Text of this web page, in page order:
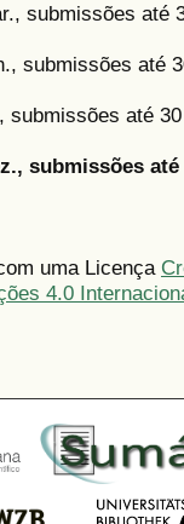
submissões até
submissões até
até
submissões
uma Licença
4.0